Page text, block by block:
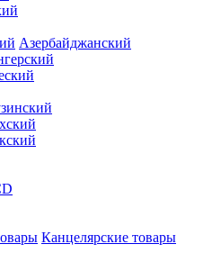
Азербайджанский
Канцелярские товары